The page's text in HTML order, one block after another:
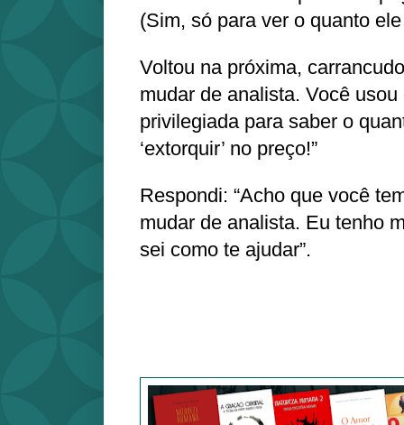
(Sim, só para ver o quanto
Voltou na próxima,
mudar de analista. Você
privilegiada para saber o
‘extorquir’ no preço!”
Respondi: “Acho que você
mudar de analista. Eu tenho
sei como te ajudar”.